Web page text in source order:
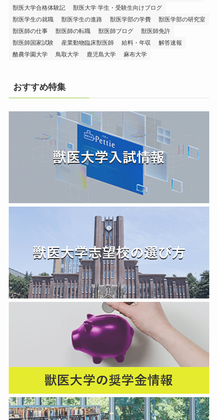
獣医大学合格体験記
獣医大学 学生・受験生向けブログ
獣医学生の就職
獣医学生の進路 獣医学部の学費
獣医学部の研究室
獣医師の仕事
獣医師の転職 獣医師ブログ
獣医師免許
獣医師国家試験
産業動物臨床獣医師 給料・年収
解答速報
酪農学園大学
鳥取大学 鹿児島大学 麻布大学
おすすめ特集